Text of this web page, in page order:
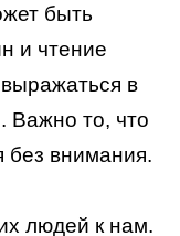
быть
и чтение
в
Важно то, что
без внимания.
людей к нам.